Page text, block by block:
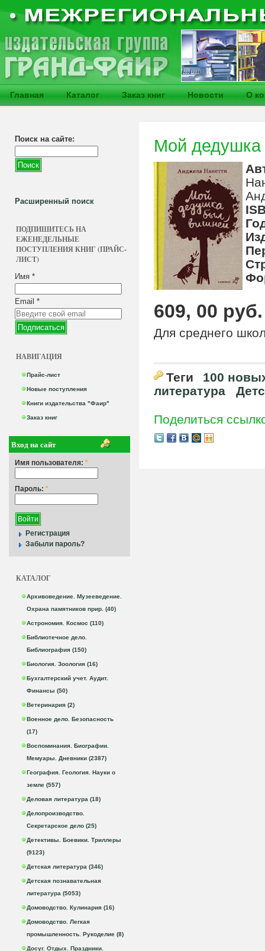
Главная Каталог Заказ книг Новости О
Поиск на сайте:
Расширенный поиск
ПОДПИШИТЕСЬ НА
ЕЖЕНЕДЕЛЬНЫЕ
ПОСТУПЛЕНИЯ КНИГ (ПРАЙС-
ЛИСТ)
Имя *
Email *
НАВИГАЦИЯ
Прайс-лист
Новые поступления
Книги издательства "Фаир"
Заказ книг
Вход на сайт
Имя пользователя: *
Пароль: *
Регистрация
Забыли пароль?
КАТАЛОГ
Архивоведение. Музееведение.
Охрана памятников прир. (40)
Астрономия. Космос (110)
Библиотечное дело.
Библиография (150)
Биология. Зоология (16)
Бухгалтерский учет. Аудит.
Финансы (50)
Ветеринария (2)
Военное дело. Безопасность
(17)
Воспоминания. Биографии.
Мемуары. Дневники (2387)
География. Геология. Науки о
земле (557)
Деловая литература (18)
Делопроизводство.
Секретарское дело (25)
Детективы. Боевики. Триллеры
(9123)
Детская литература (346)
Детская познавательная
литература (5053)
Домоводство. Кулинария (16)
Домоводство. Легкая
промышленность. Рукоделие (8)
Досуг. Отдых. Праздники.
Мой дедушка
609, 00 руб.
Для среднего
Теги
100
литература
Поделиться